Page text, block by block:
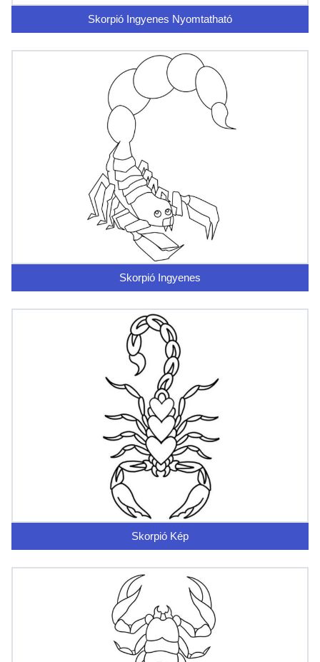
Skorpió Ingyenes Nyomtatható
Skorpió Ingyenes
Skorpió Kép